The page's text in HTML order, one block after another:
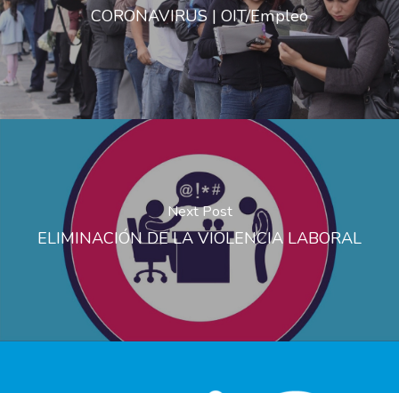
CORONAVIRUS | OIT/Empleo
Next Post
ELIMINACIÓN DE LA VIOLENCIA LABORAL